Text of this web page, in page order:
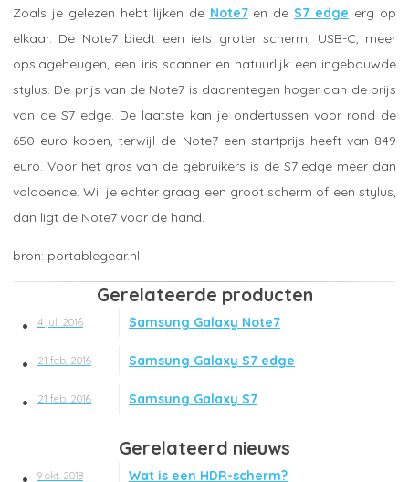
Zoals je gelezen hebt lijken de Note7en deS7 edge erg op
elkaar. De Note7 biedt een iets groter scherm, USB-C, meer
opslageheugen, een iris scanner en natuurlijk een ingebouwde
stylus. De prijs van de Note7 is daarentegen hoger dan de prijs
van de S7 edge. De laatste kan je ondertussen voor rond de
650 euro kopen, terwijl de Note7 een startprijs heeft van 849
euro. Voor het gros van de gebruikers is de S7 edge meer dan
voldoende. Wil je echter graag een groot scherm of een stylus,
dan ligt de Note7 voor de hand.
portablegear.nl
Gerelateerde producten
4 jul. 2016 Samsung Galaxy Note7
21 feb. 2016 Samsung Galaxy S7 edge
21 feb. 2016 Samsung Galaxy S7
Gerelateerd nieuws
9 okt. 2018 Wat is een HDR-scherm?